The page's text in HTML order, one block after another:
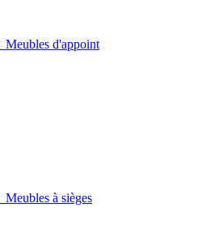
Meubles d'appoint
Meubles à sièges